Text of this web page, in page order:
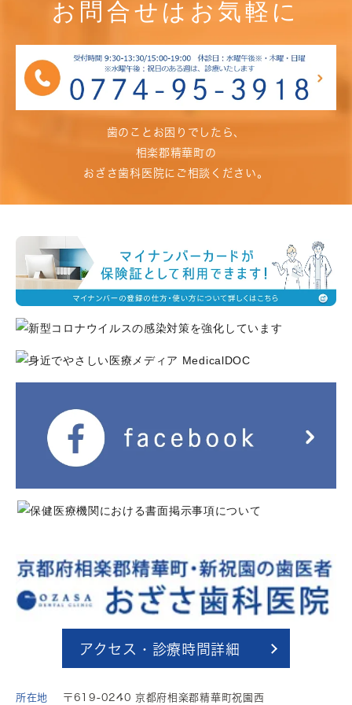
お問合せはお気軽に
歯のことお困りでしたら、
相楽郡精華町の
おざさ歯科医院にご相談ください。
アクセス・診療時間詳細
所在地 〒619-0240 京都府相楽郡精華町祝園西